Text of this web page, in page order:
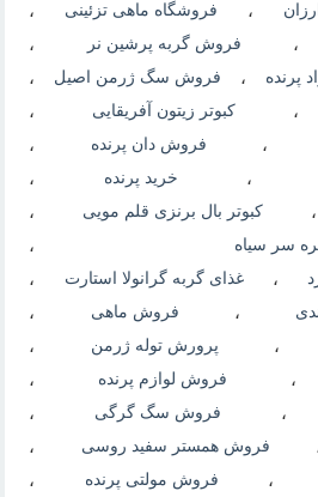
، فروشگاه ماهی تزئینی ،
، فروش گربه پرشین نر ،
پرنده ، فروش سگ ژرمن اصیل ،
، کبوتر زیتون آفریقایی ،
، فروش دان پرنده ،
، خرید پرنده ،
کبوتر بال برنزی قلم مویی ،
سر سیاه ،
، غذای گربه گرانولا استارت ،
، فروش ماهی ،
، پرورش توله ژرمن ،
فروش لوازم پرنده ،
، فروش سگ گرگی ،
فروش همستر سفید روسی ،
، فروش مولتی پرنده ،